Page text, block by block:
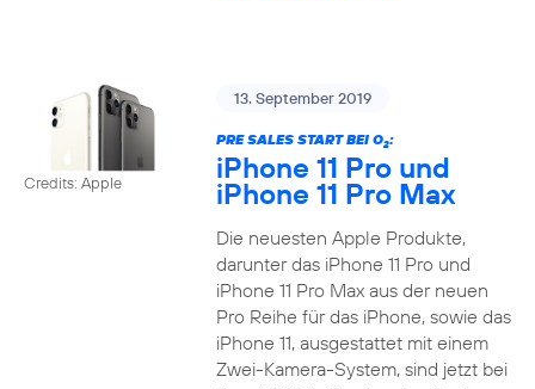
Credits: Apple
13. September 2019
PRE SALES START BEI O2:
iPhone 11 Pro und
iPhone 11 Pro Max
Die neuesten Apple Produkte,
darunter das iPhone 11 Pro und
iPhone 11 Pro Max aus der neuen
Pro Reihe für das iPhone, sowie das
iPhone 11, ausgestattet mit einem
Zwei-Kamera-System, sind jetzt bei